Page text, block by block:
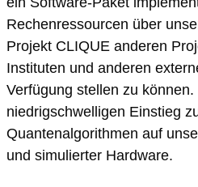
Rechenressourcen über
Projekt CLIQUE anderen
Instituten und anderen
Verfügung stellen zu
niedrigschwelligen Einstieg
Quantenalgorithmen auf
und simulierter Hardware.